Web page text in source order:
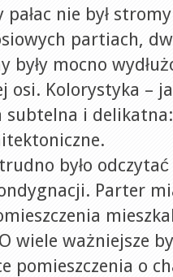
pałac nie był
partiach,
były mocno
osi. Kolorystyka –
subtelna i
było
Parter
wiele ważniejsze
pomieszczenia o